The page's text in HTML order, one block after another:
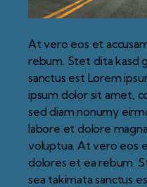
At vero eos et
rebum. Stet clita kasd
sanctus est Lorem
ipsum dolor sit amet,
sed diam nonumy
labore et dolore
voluptua. At vero eos
dolores et ea rebum.
sea takimata sanctus